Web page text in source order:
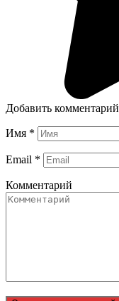
Добавить комментарий
Имя *
Email *
Комментарий